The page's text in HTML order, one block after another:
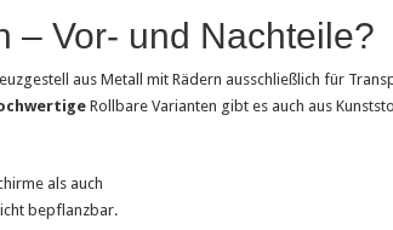
– Vor- und Nachteile?
aus Metall mit Rädern ausschließlich für
Rollbare Varianten gibt es auch aus
als auch
bepflanzbar.